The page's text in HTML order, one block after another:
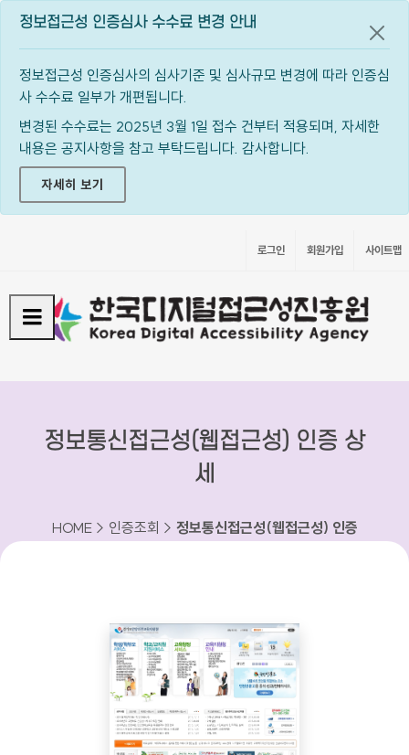
정보접근성 인증심사 수수료 변경 안내
정보접근성 인증심사의 심사기준 및 심사규모 변경에 따라 인증심
사 수수료 일부가 개편됩니다.
변경된 수수료는 2025년 3월 1일 접수 건부터 적용되며, 자세한
내용은 공지사항을 참고 부탁드립니다. 감사합니다.
자세히 보기
공지
로그인 회원가입 사이트맵
정보통신접근성(웹접근성) 인증 상
세
HOME > 인증조회 > 정보통신접근성(웹접근성) 인증